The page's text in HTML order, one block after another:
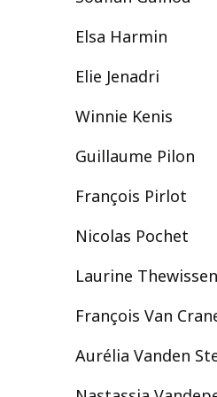
Elsa Harmin
Elie Jenadri
Winnie Kenis
Guillaume Pilon
François Pirlot
Nicolas Pochet
Laurine Thewissen
François Van
Aurélia Vanden